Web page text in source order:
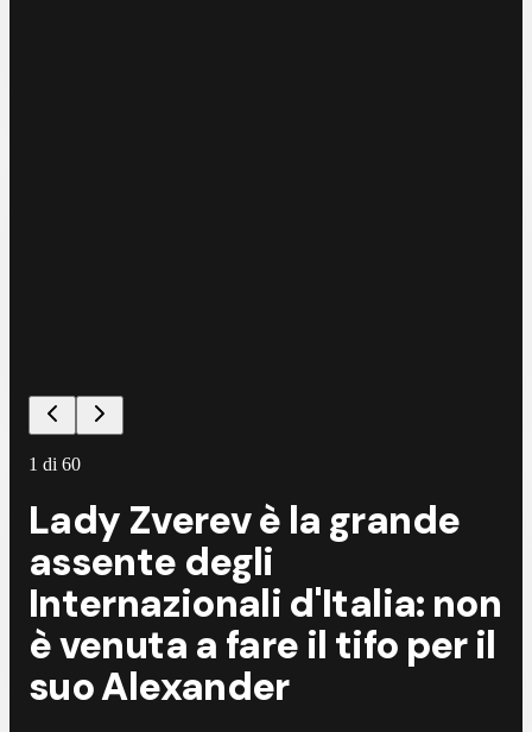
1 di 60
Lady Zverev è la grande
assente degli
Internazionali d'Italia: non
è venuta a fare il tifo per il
suo Alexander